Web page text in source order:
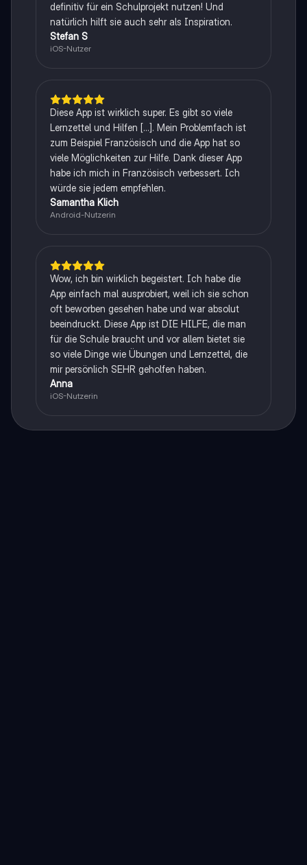
definitiv für ein Schulprojekt nutzen! Und
natürlich hilft sie auch sehr als Inspiration.
Stefan S
iOS-Nutzer
Diese App ist wirklich super. Es gibt so viele
Lernzettel und Hilfen [...]. Mein Problemfach ist
zum Beispiel Französisch und die App hat so
viele Möglichkeiten zur Hilfe. Dank dieser App
habe ich mich in Französisch verbessert. Ich
würde sie jedem empfehlen.
Samantha Klich
Android-Nutzerin
Wow, ich bin wirklich begeistert. Ich habe die
App einfach mal ausprobiert, weil ich sie schon
oft beworben gesehen habe und war absolut
beeindruckt. Diese App ist DIE HILFE, die man
für die Schule braucht und vor allem bietet sie
so viele Dinge wie Übungen und Lernzettel, die
mir persönlich SEHR geholfen haben.
Anna
iOS-Nutzerin